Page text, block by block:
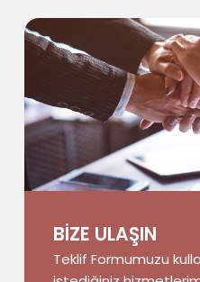
BİZE ULAŞIN
Teklif Formumuzu